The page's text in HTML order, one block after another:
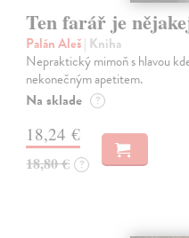
Ten farář je
Palán Aleš| Kniha
Nepraktický mimoň s hlavou
nekonečným apetitem.
Na sklade ?
18,24 €
18,80 € ?